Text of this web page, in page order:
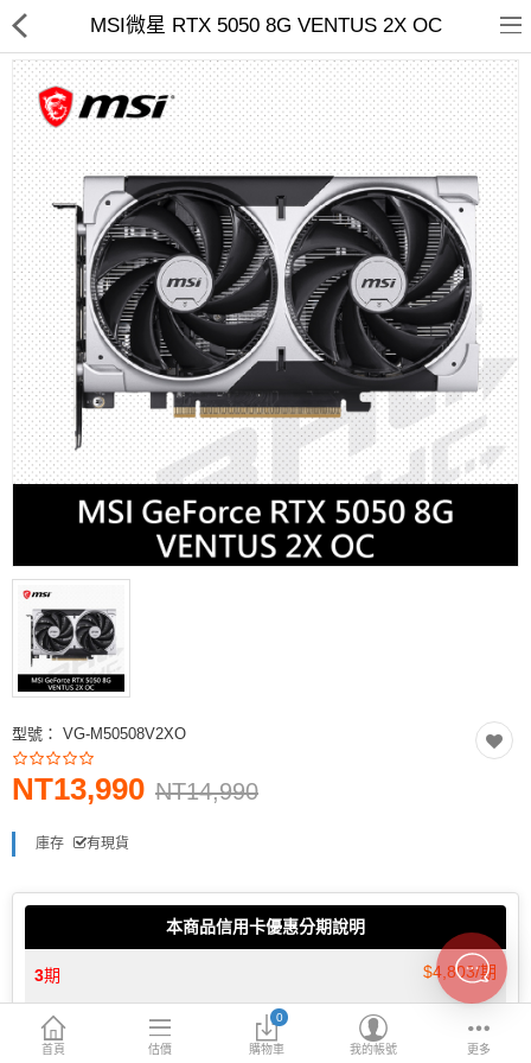
客訂商品
筆電
超值DIY主機
迷你PC專區
華碩品牌桌上型組裝機
處理器
記憶體
INTEL主機板
AMD主機板
2.5 SSD
M.2 SSD
內接式硬碟
外接隨身碟
More Categories
首頁 估價
0
購物車 我的帳號 更多
MSI微星 RTX 5050 8G VENTUS 2X OC
型號： VG-M50508V2XO
NT13,990 NT14,990
庫存 有現貨
本商品信用卡優惠分期說明
3期 $4,803/期
6期 $2,425/期